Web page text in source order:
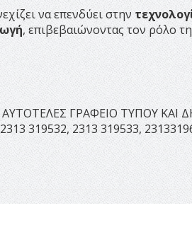
να επενδύει στην
, επιβεβαιώνοντας τον ρόλο
ΑΥΤΟΤΕΛΕΣ ΓΡΑΦΕΙΟ ΤΥΠΟΥ
319532, 2313 319533,